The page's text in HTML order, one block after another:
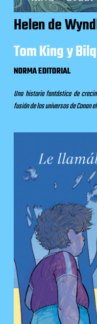
Helen de
Tom King y
NORMA EDITORIAL
Una historia fantástica de
fusión de los universos de Conan